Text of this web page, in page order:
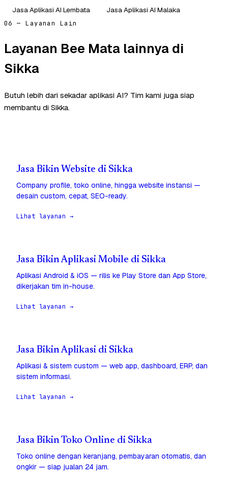
Jasa Aplikasi AI Lembata
Jasa Aplikasi AI Malaka
06 — Layanan Lain
Layanan Bee Mata lainnya di
Sikka
Butuh lebih dari sekadar aplikasi AI? Tim kami juga siap
membantu di Sikka.
Jasa Bikin Website di Sikka
Company profile, toko online, hingga website instansi —
desain custom, cepat, SEO-ready.
Lihat layanan →
Jasa Bikin Aplikasi Mobile di Sikka
Aplikasi Android & iOS — rilis ke Play Store dan App Store,
dikerjakan tim in-house.
Lihat layanan →
Jasa Bikin Aplikasi di Sikka
Aplikasi & sistem custom — web app, dashboard, ERP, dan
sistem informasi.
Lihat layanan →
Jasa Bikin Toko Online di Sikka
Toko online dengan keranjang, pembayaran otomatis, dan
ongkir — siap jualan 24 jam.